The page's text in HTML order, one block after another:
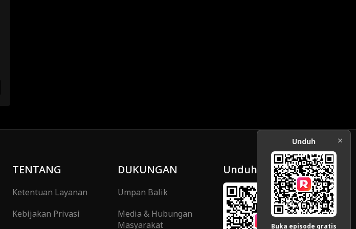
TENTANG
Ketentuan Layanan
Kebijakan Privasi
DUKUNGAN
Umpan Balik
Media & Hubungan
Masyarakat
Unduh
Unduh
Buka episode gratis